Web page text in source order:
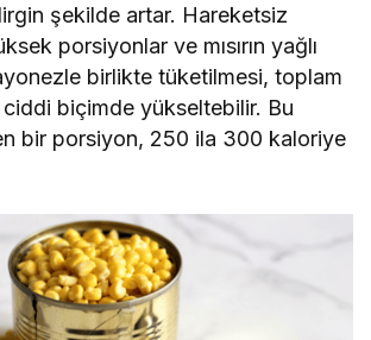
şekilde artar. Hareketsiz
porsiyonlar ve mısırın yağlı
birlikte tüketilmesi, toplam
ciddi biçimde yükseltebilir. Bu
bir porsiyon, 250 ila 300 kaloriye